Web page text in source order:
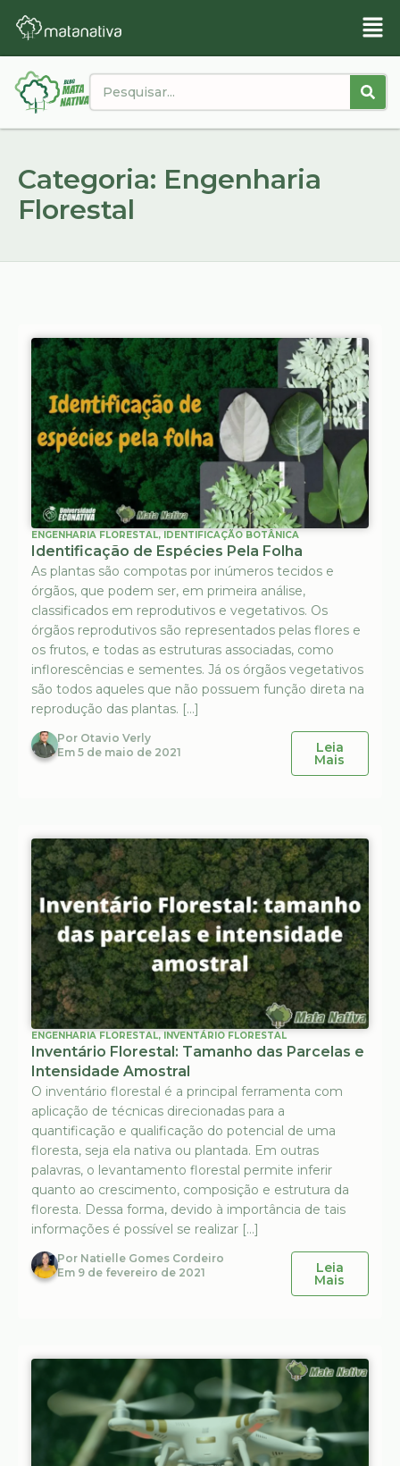
Categoria: Engenharia
Florestal
ENGENHARIA FLORESTAL, IDENTIFICAÇÃO BOTÂNICA
Identificação de Espécies Pela Folha
As plantas são compotas por inúmeros tecidos e
órgãos, que podem ser, em primeira análise,
classificados em reprodutivos e vegetativos. Os
órgãos reprodutivos são representados pelas flores e
os frutos, e todas as estruturas associadas, como
inflorescências e sementes. Já os órgãos vegetativos
são todos aqueles que não possuem função direta na
reprodução das plantas. […]
Por Otavio Verly
Em 5 de maio de 2021 Leia
Mais
ENGENHARIA FLORESTAL, INVENTÁRIO FLORESTAL
Inventário Florestal: Tamanho das Parcelas e
Intensidade Amostral
O inventário florestal é a principal ferramenta com
aplicação de técnicas direcionadas para a
quantificação e qualificação do potencial de uma
floresta, seja ela nativa ou plantada. Em outras
palavras, o levantamento florestal permite inferir
quanto ao crescimento, composição e estrutura da
floresta. Dessa forma, devido à importância de tais
informações é possível se realizar […]
Por Natielle Gomes Cordeiro
Em 9 de fevereiro de 2021 Leia
Mais